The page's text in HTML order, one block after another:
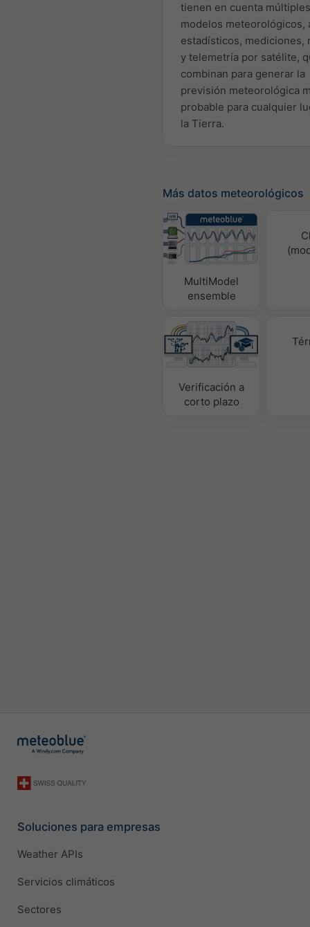
tienen en cuenta múltiples
modelos meteorológicos,
estadísticos, mediciones,
y telemetría por satélite,
combinan para generar la
previsión meteorológica
probable para cualquier
la Tierra.
Más datos meteorológicos
MultiModel
ensemble
Verificación a
corto plazo
Soluciones para empresas
Weather APIs
Servicios climáticos
Sectores